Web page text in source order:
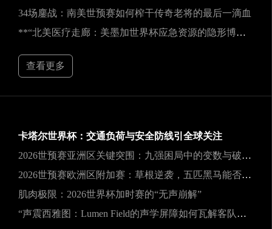
34场鏖战：南美世预赛如何榨干传奇老将的最后一滴血
**“北美医疗走廊：美墨加世界杯应急资源的隐形博弈”**
查看更多
卡塔尔世界杯：交通负荷与安全防线引全球关注
2026世预赛亚洲区关键突围：九强困局中的变数与破局之道
2026世预赛欧洲区附加赛：草根逆袭，五匹黑马能否撕裂旧格局？
肌肉极限：2026世界杯加时赛的“无声崩解”
“声震西雅图：Lumen Field的声学屏障如何瓦解客队进攻，与2026世界杯的降噪博弈”